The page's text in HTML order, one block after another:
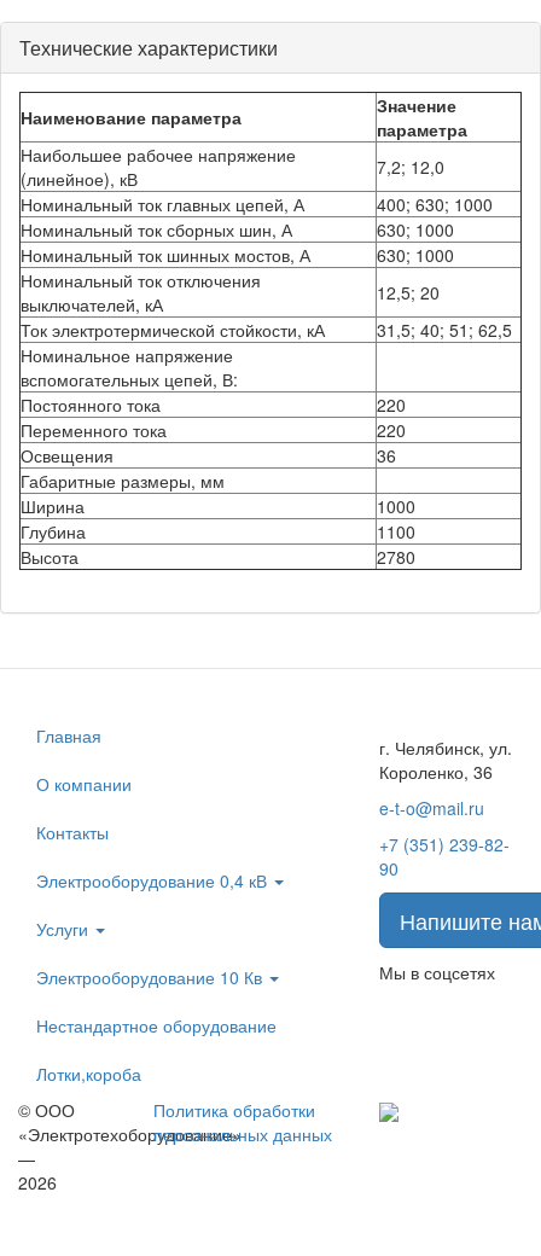
товара
Технические характеристики
Наименование параметра
Значение
параметра
Наибольшее рабочее напряжение
(линейное), кВ
7,2; 12,0
Номинальный ток главных цепей, А
400; 630; 1000
Номинальный ток сборных шин, А
630; 1000
Номинальный ток шинных мостов, А
630; 1000
Номинальный ток отключения
выключателей, кА
12,5; 20
Ток электротермической стойкости, кА
31,5; 40; 51; 62,5
Номинальное напряжение
вспомогательных цепей, В:
Постоянного тока
220
Переменного тока
220
Освещения
36
Габаритные размеры, мм
Ширина
1000
Глубина
1100
Высота
2780
Главная
О компании
Контакты
Электрооборудование 0,4 кВ
Услуги
Электрооборудование 10 Кв
Нестандартное оборудование
Лотки,короба
г. Челябинск, ул.
Короленко, 36
e-t-o@mail.ru
+7 (351) 239-82-
90
Напишите
Мы в соцсетях
© ООО
«Электротехоборудование»
—
2026
Политика обработки
персональных данных